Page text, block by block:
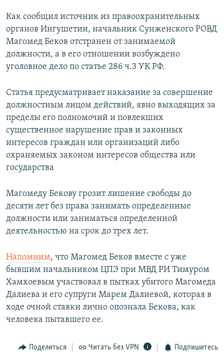
Все сайты РСЕ/РС
Как сообщил источник из правоохранительных
органов Ингушетии, начальник Сунженского РОВД
Магомед Беков отстранен от занимаемой
должности, а в его отношении возбуждено
уголовное дело по статье 286 ч.3 УК РФ.
Статья предусматривает наказание за совершение
должностным лицом действий, явно выходящих за
пределы его полномочий и повлекших
существенное нарушение прав и законных
интересов граждан или организаций либо
охраняемых законом интересов общества или
государства
Магомеду Бекову грозит лишение свободы до
десяти лет без права занимать определенные
должности или заниматься определенной
деятельностью на срок до трех лет.
Напомним, что Магомед Беков вместе с уже
бывшим начальником ЦПЭ при МВД РИ Тимуром
Хамхоевым участвовал в пытках убитого Магомеда
Далиева и его супруги Марем Далиевой, которая в
ходе очной ставки лично опознала Бекова, как
человека пытавшего ее.
Поделиться Читать без VPN Подпишитесь